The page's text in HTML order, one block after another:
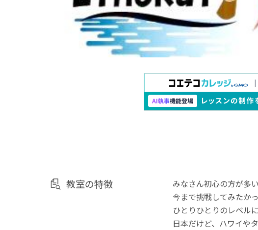
教室の特徴
みなさん初心の方が多
今まで挑戦してみたか
ひとりひとりのレベル
日本だけど、ハワイや